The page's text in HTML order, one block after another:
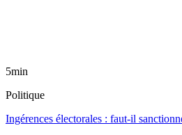
5min
Politique
Ingérences électorales : faut-il